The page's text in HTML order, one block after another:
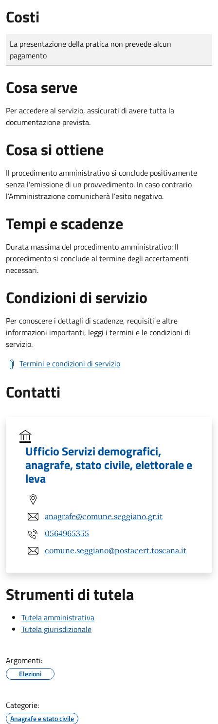
Costi
Tipo di pagamento
Importo
La presentazione della pratica non prevede alcun
pagamento
Cosa serve
Per accedere al servizio, assicurati di avere tutta la
documentazione prevista.
Cosa si ottiene
Il procedimento amministrativo si conclude positivamente
senza l’emissione di un provvedimento. In caso contrario
l’Amministrazione comunicherà l’esito negativo.
Tempi e scadenze
Durata massima del procedimento amministrativo: Il
procedimento si conclude al termine degli accertamenti
necessari.
Condizioni di servizio
Per conoscere i dettagli di scadenze, requisiti e altre
informazioni importanti, leggi i termini e le condizioni di
servizio.
Termini e condizioni di servizio
Contatti
Ufficio Servizi demografici,
anagrafe, stato civile, elettorale e
leva
anagrafe@comune.seggiano.gr.it
0564965355
comune.seggiano@postacert.toscana.it
Strumenti di tutela
Tutela amministrativa
Tutela giurisdizionale
Argomenti:
Elezioni
Categorie:
Anagrafe e stato civile